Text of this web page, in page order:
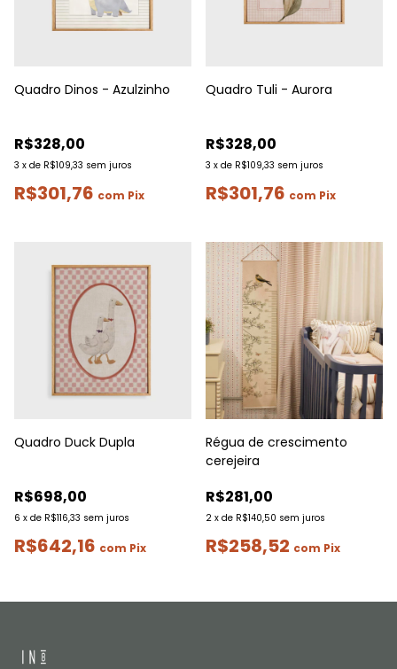
Quadro Dinos - Azulzinho
R$328,00
3 x de R$109,33 sem juros
R$301,76 com Pix
Quadro Tuli - Aurora
R$328,00
3 x de R$109,33 sem juros
R$301,76 com Pix
Quadro Duck Dupla
R$698,00
6 x de R$116,33 sem juros
R$642,16 com Pix
Régua de crescimento
cerejeira
R$281,00
2 x de R$140,50 sem juros
R$258,52 com Pix